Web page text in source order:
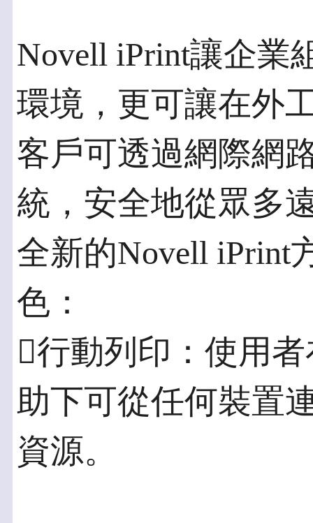
Novell iPrint讓企業
環境，更可讓在外
客戶可透過網際網
統，安全地從眾多
全新的Novell iPrint
色：
行動列印：使用
助下可從任何裝置
資源。